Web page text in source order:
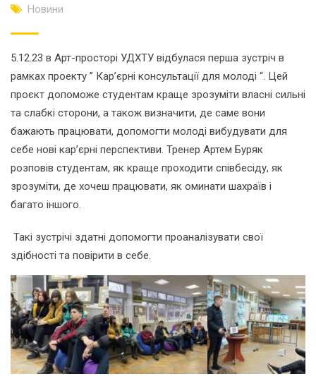
Новини
5.12.23 в Арт-просторі УДХТУ відбулася перша зустріч в
рамках проекту ” Кар’єрні консультації для молоді “. Цей
проєкт допоможе студентам краще зрозуміти власні сильні
та слабкі сторони, а також визначити, де саме вони
бажають працювати, допомогти молоді вибудувати для
себе нові кар’єрні перспективи. Тренер Артем Буряк
розповів студентам, як краще проходити співбесіду, як
зрозуміти, де хочеш працювати, як оминати шахраїв і
багато іншого.
Такі зустрічі здатні допомогти проаналізувати свої
здібності та повірити в себе.